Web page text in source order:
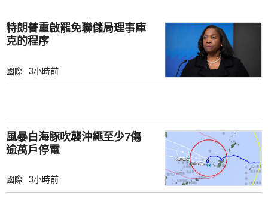
特朗普重啟罷免聯儲局理事庫
克的程序
國際 3小時前
風暴白海豚吹襲沖繩至少7傷
逾萬戶停電
國際 3小時前